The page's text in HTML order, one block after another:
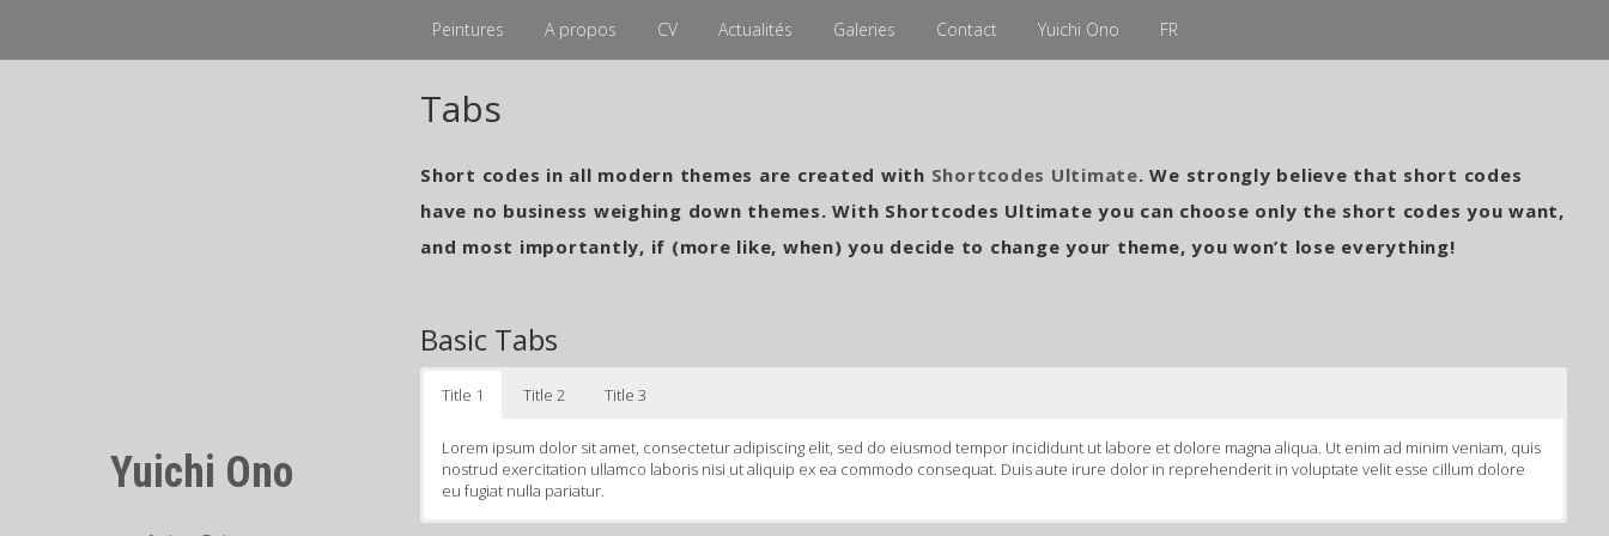
Peintures A propos CV Actualités Galeries Contact Yuichi Ono FR
Yuichi Ono
content
Tabs
Short codes in all modern themes are created with Shortcodes Ultimate. We strongly believe that short codes
have no business weighing down themes. With Shortcodes Ultimate you can choose only the short codes you want,
and most importantly, if (more like, when) you decide to change your theme, you won’t lose everything!
Basic Tabs
Title 1 Title 2 Title 3
Lorem ipsum dolor sit amet, consectetur adipiscing elit, sed do eiusmod tempor incididunt ut labore et dolore magna aliqua. Ut enim ad minim veniam, quis
nostrud exercitation ullamco laboris nisi ut aliquip ex ea commodo consequat. Duis aute irure dolor in reprehenderit in voluptate velit esse cillum dolore
eu fugiat nulla pariatur.
Lorem ipsum dolor sit amet, consectetur adipiscing elit, sed do eiusmod tempor incididunt ut labore et dolore magna aliqua. Ut enim ad minim veniam, quis
Lorem ipsum dolor sit amet, consectetur adipiscing elit, sed do eiusmod tempor incididunt ut labore et dolore magna aliqua. Ut enim ad minim veniam, quis